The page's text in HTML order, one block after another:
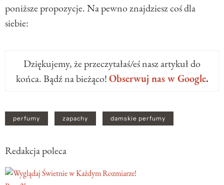
poniższe propozycje. Na pewno znajdziesz coś dla
siebie:
Dziękujemy, że przeczytałaś/eś nasz artykuł do
końca. Bądź na bieżąco!Obserwuj nas w Google.
perfumy zapachy damskie perfumy
Redakcja poleca